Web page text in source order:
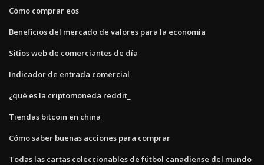
Cómo comprar eos
Beneficios del mercado de valores para la economía
Sitios web de comerciantes de día
Indicador de entrada comercial
¿qué es la criptomoneda reddit_
Tiendas bitcoin en china
Cómo saber buenas acciones para comprar
Todas las cartas coleccionables de fútbol canadiense del mundo